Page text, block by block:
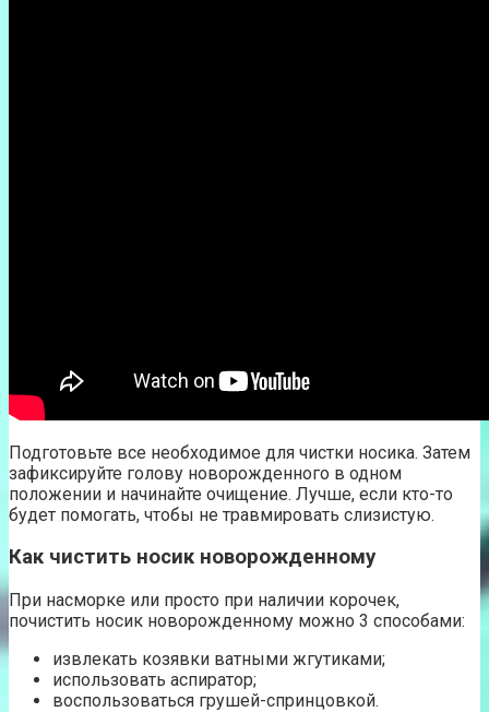
Подготовьте все необходимое для чистки носика. Затем
зафиксируйте голову новорожденного в одном
положении и начинайте очищение. Лучше, если кто-то
будет помогать, чтобы не травмировать слизистую.
Как чистить носик новорожденному
При насморке или просто при наличии корочек,
почистить носик новорожденному можно 3 способами:
извлекать козявки ватными жгутиками;
использовать аспиратор;
воспользоваться грушей-спринцовкой.